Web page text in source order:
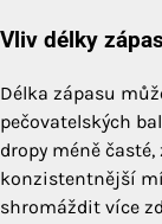
Vliv délky
Délka zápasu
pečovatelských
dropy méně
konzistentnější
shromáždit více